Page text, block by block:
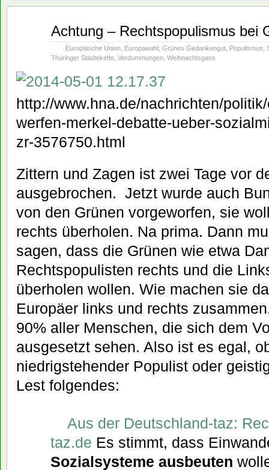
Achtung – Rechtspopulismus bei
Europäische Union Europawahl Grünes Gedankengut Populismus
Thüringer Städtekette Verdummungen Weihnachtsgans
http://www.hna.de/nachrichten/
werfen-merkel-debatte-ueber-
zr-3576750.html
Zittern und Zagen ist zwei Tage vor
ausgebrochen. Jetzt wurde auch
von den Grünen vorgeworfen, sie
rechts überholen. Na prima. Dann
sagen, dass die Grünen wie etwa
Rechtspopulisten rechts und die
überholen wollen. Wie machen sie
Europäer links und rechts
90% aller Menschen, die sich dem
ausgesetzt sehen. Also ist es egal,
niedrigstehender Populist oder
Lest folgendes:
Aus der Deutschland-taz:
taz.de Es stimmt, dass
Sozialsysteme ausbeuten